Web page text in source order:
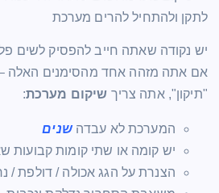
יש נקודה שאתה חייב להפסיק לשים
אם אתה מזהה אחד מהסימנים האלה
"תיקון", אתה צריך שיקום מערכת:
המערכת לא עבדהשנים
יש קומה או שתי קומות קבועות
הצנרת על הגג אכולה / דולפת /